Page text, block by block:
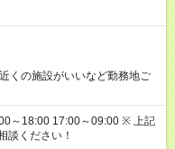
の施設がいいなど勤務地ご
18:00 17:00～09:00 ※ 上記
談ください！